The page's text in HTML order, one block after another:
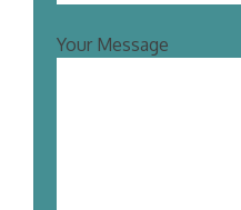
Your Message